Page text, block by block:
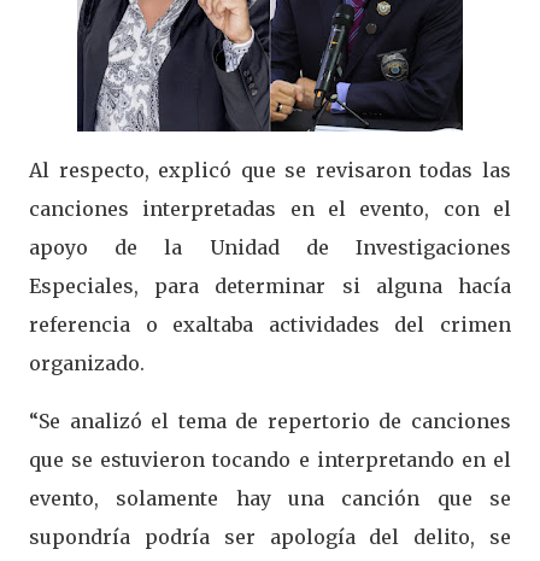
Al respecto, explicó que se revisaron todas las
canciones interpretadas en el evento, con el
apoyo de la Unidad de Investigaciones
Especiales, para determinar si alguna hacía
referencia o exaltaba actividades del crimen
organizado.
“Se analizó el tema de repertorio de canciones
que se estuvieron tocando e interpretando en el
evento, solamente hay una canción que se
supondría podría ser apología del delito, se